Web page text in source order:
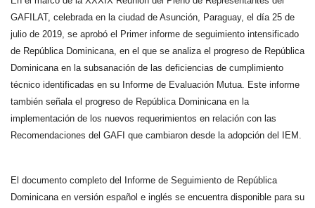
GAFILAT, celebrada en la ciudad de Asunción, Paraguay, el día 25 de
julio de 2019, se aprobó el Primer informe de seguimiento intensificado
de República Dominicana, en el que se analiza el progreso de República
Dominicana en la subsanación de las deficiencias de cumplimiento
técnico identificadas en su Informe de Evaluación Mutua. Este informe
también señala el progreso de República Dominicana en la
implementación de los nuevos requerimientos en relación con las
Recomendaciones del GAFI que cambiaron desde la adopción del IEM.
El documento completo del Informe de Seguimiento de República
Dominicana en versión español e inglés se encuentra disponible para su